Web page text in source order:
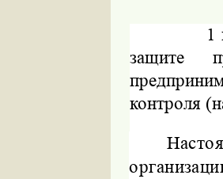
1
защите
контроля